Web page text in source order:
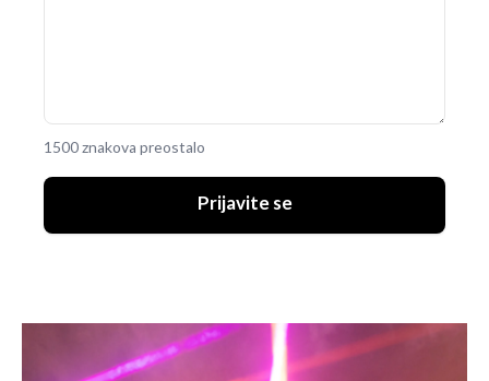
1500 znakova preostalo
Prijavite se